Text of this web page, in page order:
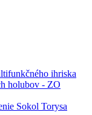
ihriska
holubov - ZO
Sokol Torysa